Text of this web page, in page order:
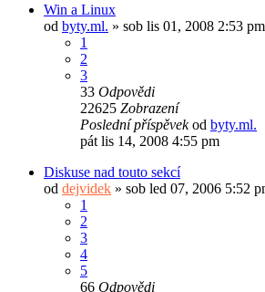
Win a Linux
od byty.ml. » sob lis 01, 2008 2:53 pm
1
2
3
33 Odpovědi
22625 Zobrazení
Poslední příspěvekod byty.ml.
pát lis 14, 2008 4:55 pm
Diskuse nad touto sekcí
od dejvidek » sob led 07, 2006 5:52
1
2
3
4
5
66 Odpovědi